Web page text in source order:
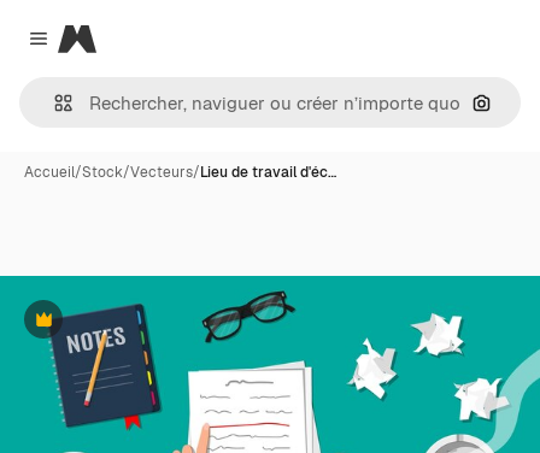
Close menu
Magnific
Accueil/Stock/Vecteurs/Lieu de travail d'éc…
Premium